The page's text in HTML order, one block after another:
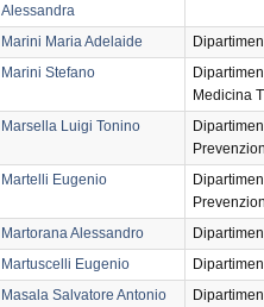
Alessandra
Marini Maria Adelaide
Marini Stefano
Medicina
Marsella Luigi Tonino
Martelli Eugenio
Martorana Alessandro
Martuscelli Eugenio
Masala Salvatore Antonio